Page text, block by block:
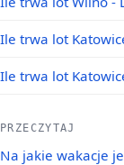
Ile trwa lot
Ile trwa lot
PRZECZYTAJ
Na jakie wakacje